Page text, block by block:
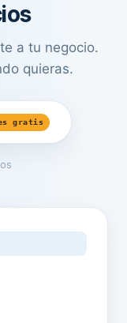
a tu negocio.
quieras.
gratis